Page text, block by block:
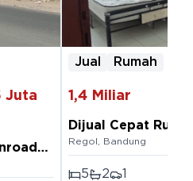
Juta
Jual Rumah
1,4 Miliar
Dijual Cepat
Huni Pasir Salam
Regol Bandung
5 2 1